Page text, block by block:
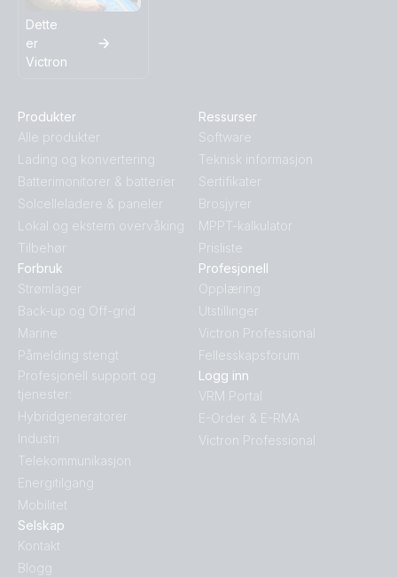
Dette
er
Victron
Produkter
Alle produkter
Lading og konvertering
Batterimonitorer & batterier
Solcelleladere & paneler
Lokal og ekstern overvåking
Tilbehør
Forbruk
Strømlager
Back-up og Off-grid
Marine
Påmelding stengt
Profesjonell support og
tjenester:
Hybridgeneratorer
Industri
Telekommunikasjon
Energitilgang
Mobilitet
Selskap
Kontakt
Blogg
Ressurser
Software
Teknisk informasjon
Sertifikater
Brosjyrer
MPPT-kalkulator
Prisliste
Profesjonell
Opplæring
Utstillinger
Victron Professional
Fellesskapsforum
Logg inn
VRM Portal
E-Order & E-RMA
Victron Professional